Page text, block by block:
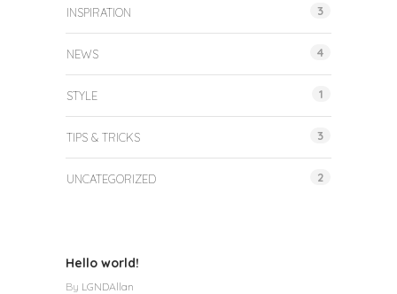
INSPIRATION 3
NEWS 4
STYLE 1
TIPS & TRICKS 3
UNCATEGORIZED 2
Hello world!
By LGNDAllan